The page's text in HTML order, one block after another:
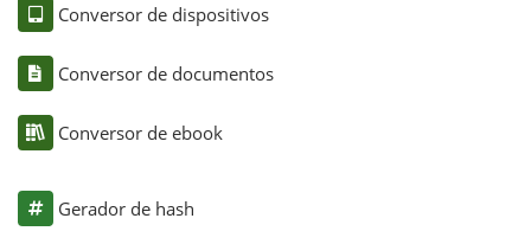
Conversor de dispositivos
Conversor de documentos
Conversor de ebook
Gerador de hash